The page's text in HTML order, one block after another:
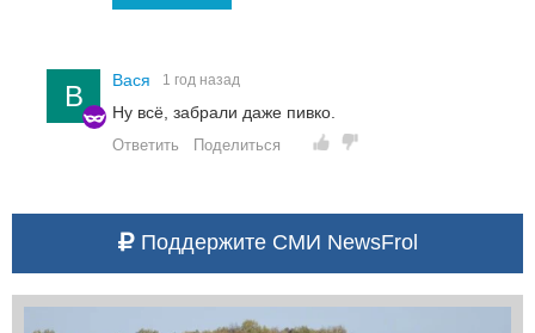
В Вася 1 год назад
Ну всё, забрали даже пивко.
Ответить Поделиться
Поддержите СМИ NewsFrol